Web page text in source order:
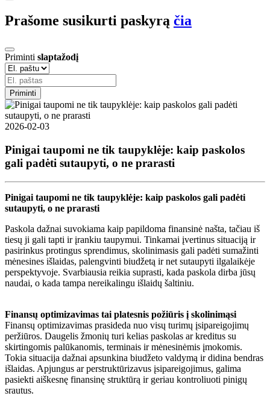
Prašome susikurti paskyrą čia
Priminti slaptažodį
Priminti
2026-02-03
Pinigai taupomi ne tik taupyklėje: kaip paskolos
gali padėti sutaupyti, o ne prarasti
Pinigai taupomi ne tik taupyklėje: kaip paskolos gali padėti
sutaupyti, o ne prarasti
Paskola dažnai suvokiama kaip papildoma finansinė našta, tačiau iš
tiesų ji gali tapti ir įrankiu taupymui. Tinkamai įvertinus situaciją ir
pasirinkus protingus sprendimus, skolinimasis gali padėti sumažinti
mėnesines išlaidas, palengvinti biudžetą ir net sutaupyti ilgalaikėje
perspektyvoje. Svarbiausia reikia suprasti, kada paskola dirba jūsų
naudai, o kada tampa nereikalingu išlaidų šaltiniu.
Finansų optimizavimas tai platesnis požiūris į skolinimąsi
Finansų optimizavimas prasideda nuo visų turimų įsipareigojimų
peržiūros. Daugelis žmonių turi kelias paskolas ar kreditus su
skirtingomis palūkanomis, terminais ir mėnesinėmis įmokomis.
Tokia situacija dažnai apsunkina biudžeto valdymą ir didina bendras
išlaidas. Apjungus ar perstruktūrizavus įsipareigojimus, galima
pasiekti aiškesnę finansinę struktūrą ir geriau kontroliuoti pinigų
srautus.